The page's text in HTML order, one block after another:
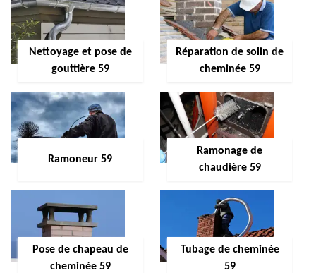
Nettoyage et pose de
gouttière 59
Réparation de solin de
cheminée 59
Ramoneur 59
Ramonage de
chaudière 59
Pose de chapeau de
cheminée 59
Tubage de cheminée
59